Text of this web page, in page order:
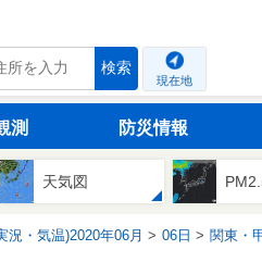
検索
現在地
測 防災情報
天気図
況・気温)2020年06月 06日 関東・